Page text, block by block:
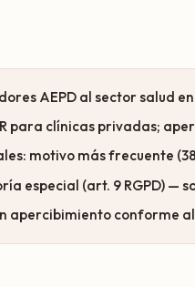
AEPD al sector salud
para clínicas privadas;
motivo más frecuente
especial (art. 9 RGPD) —
apercibimiento conforme al